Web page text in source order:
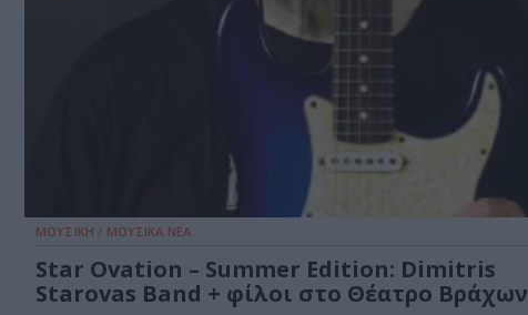
ΜΟΥΣΙΚΗ / ΜΟΥΣΙΚΑ ΝΕΑ
Star Ovation – Summer Edition: Dimitris
Starovas Band + φίλοι στο Θέατρο Βράχων